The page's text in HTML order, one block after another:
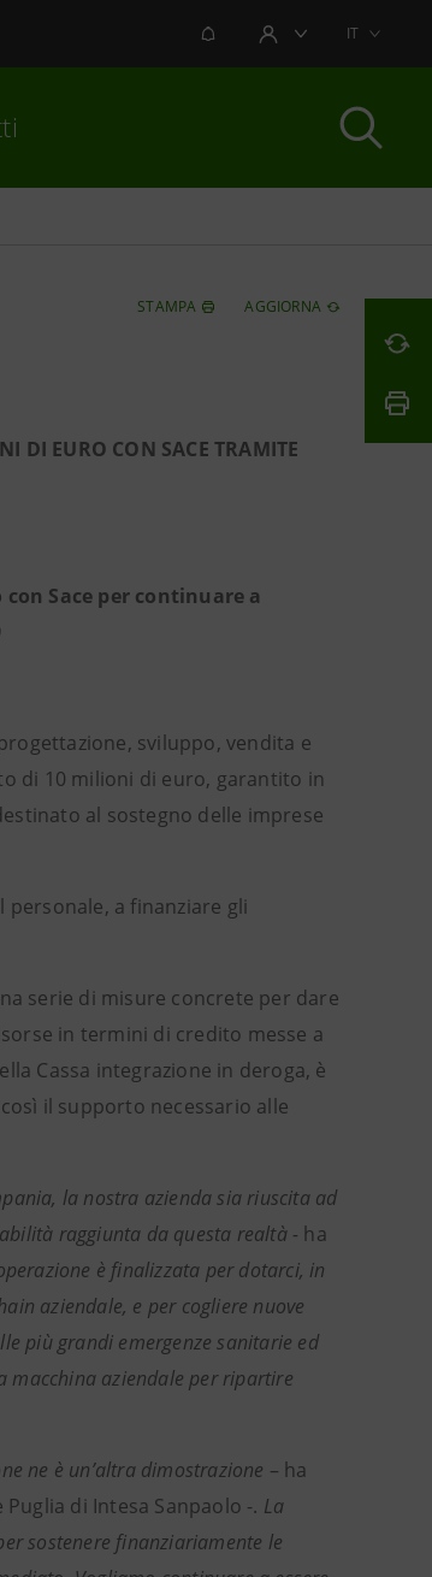
NOTIFICHEAREA UTENTEIT
STAMPA AGGIORNA
DI EURO CON SACE TRAMITE
Sace per continuare a
sviluppo, vendita e
di 10 milioni di euro, garantito in
al sostegno delle imprese
a finanziare gli
serie di misure concrete per dare
in termini di credito messe a
Cassa integrazione in deroga, è
il supporto necessario alle
la nostra azienda sia riuscita ad
raggiunta da questa realtà - ha
è finalizzata per dotarci, in
aziendale, e per cogliere nuove
più grandi emergenze sanitarie ed
macchina aziendale per ripartire
ne è un’altra dimostrazione – ha
di Intesa Sanpaolo -. La
sostenere finanziariamente le